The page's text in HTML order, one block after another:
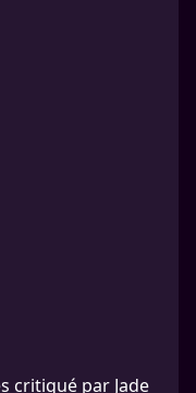
critiqué par Jade